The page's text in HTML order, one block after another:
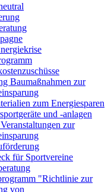
Baumaßnahmen zur
zum Energiesparen
und -anlagen
zur
für Sportvereine
"Richtlinie zur
von